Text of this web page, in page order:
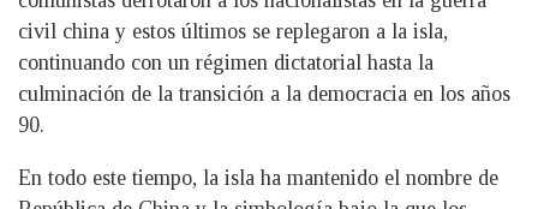
civil china y estos últimos se replegaron a la isla,
continuando con un régimen dictatorial hasta la
culminación de la transición a la democracia en los años
90.
En todo este tiempo, la isla ha mantenido el nombre de